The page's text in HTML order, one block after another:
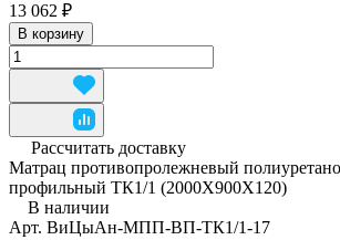
13 062 ₽
В корзину
Рассчитать доставку
Матрац противопролежневый
профильный ТК1/1 (2000Х900Х120)
В наличии
Арт. ВиЦыАн-МПП-ВП-ТК1/1-17